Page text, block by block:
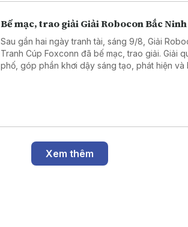
Bế mạc, trao giải Giải Robocon Bắc
Sau gần hai ngày tranh tài, sáng 9/8, Giải
Tranh Cúp Foxconn đã bế mạc, trao giải. Giải
phố, góp phần khơi dậy sáng tạo, phát hiện và
Xem thêm